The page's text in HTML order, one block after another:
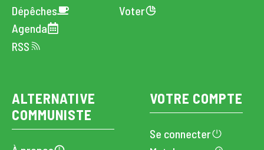
Dépêches
Agenda
RSS
Voter
ALTERNATIVE
COMMUNISTE
VOTRE COMPTE
Se connecter